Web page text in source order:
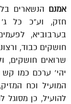
אמנם הנשארים
חזק, וע”כ כל
בערבוביא,
חושקים כבוד,
שרואים חושקים,
יהי’ ערכם כמו
המועיל וכח
להועיל, כן מסוגל